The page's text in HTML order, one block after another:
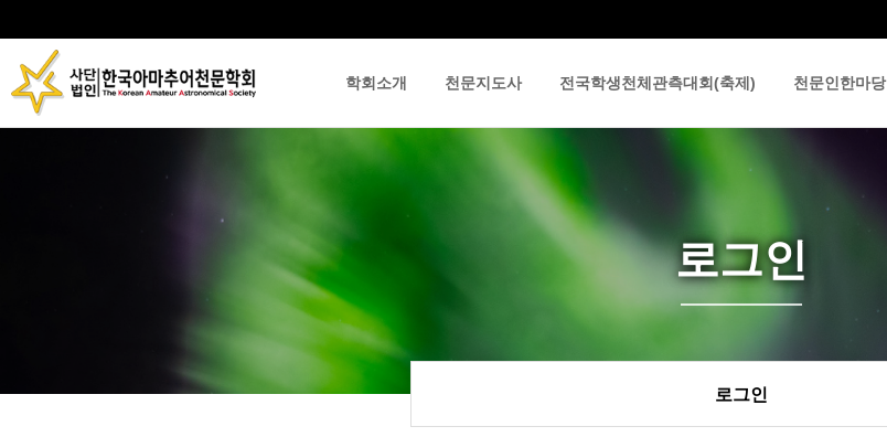
학회소개 천문지도사 전국학생천체관측대회(축제) 천문인한마당
하위분류 하위분류
로그인
로그인